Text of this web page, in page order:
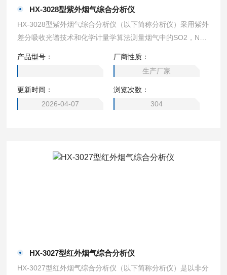
HX-3028型紫外烟气综合分析仪
HX-3028型紫外烟气综合分析仪（以下简称分析仪）采用紫外
差分吸收光谱技术和化学计量学算法测量烟气中的SO2，N
中水蒸气影响，具有测量精度、交叉干扰少、响应时间快、可
靠稳定、使用寿命长等特点，特别适合超低排放、高湿低硫工
况测量。分析仪采用高性能长寿命脉冲氙灯、耐腐蚀吸收池、
进口高分辨光谱仪、传感器及新材料领域的技术，竭力为用户
产品型号：
厂商性质：
生产厂家
更新时间：
2026-04-07
浏览次数：
304
HX-3027型红外烟气综合分析仪
HX-3027型红外烟气综合分析仪（以下简称分析仪）是以非分